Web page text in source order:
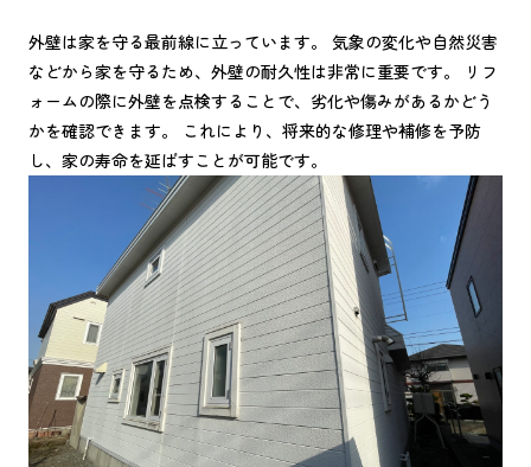
外壁は家を守る最前線に立っています。 気象の変化や自然災害
などから家を守るため、外壁の耐久性は非常に重要です。 リフ
ォームの際に外壁を点検することで、劣化や傷みがあるかどう
かを確認できます。 これにより、将来的な修理や補修を予防
し、家の寿命を延ばすことが可能です。